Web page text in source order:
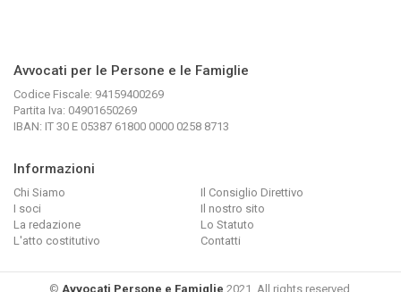
Avvocati per le Persone e le Famiglie
Codice Fiscale: 94159400269
Partita Iva: 04901650269
IBAN: IT 30 E 05387 61800 0000 0258 8713
Informazioni
Chi Siamo
Il Consiglio Direttivo
I soci
Il nostro sito
La redazione
Lo Statuto
L'atto costitutivo
Contatti
© Avvocati Persone e Famiglie 2021. All rights reserved.